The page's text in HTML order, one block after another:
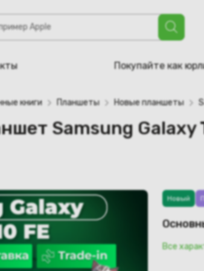
Покупайте как
Galaxy Tab S10 FE 5G SM-X526 12GB/
книги Планшеты Новые планшеты
Samsung Galaxy
Новый
Все